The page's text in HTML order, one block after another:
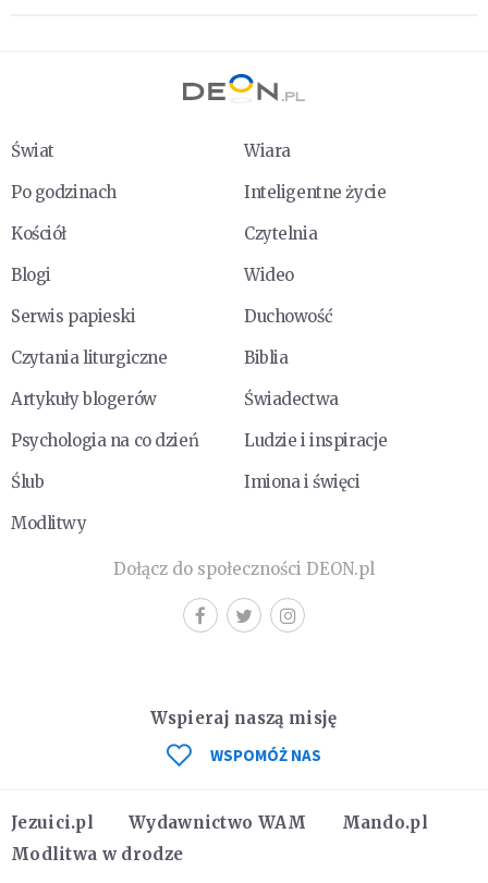
Świat
Wiara
Po godzinach
Inteligentne życie
Kościół
Czytelnia
Blogi
Wideo
Serwis papieski
Duchowość
Czytania liturgiczne
Biblia
Artykuły blogerów
Świadectwa
Psychologia na co dzień
Ludzie i inspiracje
Ślub
Imiona i święci
Modlitwy
Dołącz do społeczności DEON.pl
Jezuici.pl Wydawnictwo WAM
Mando.pl
Modlitwa w drodze
Wspieraj naszą misję
WSPOMÓŻ NAS